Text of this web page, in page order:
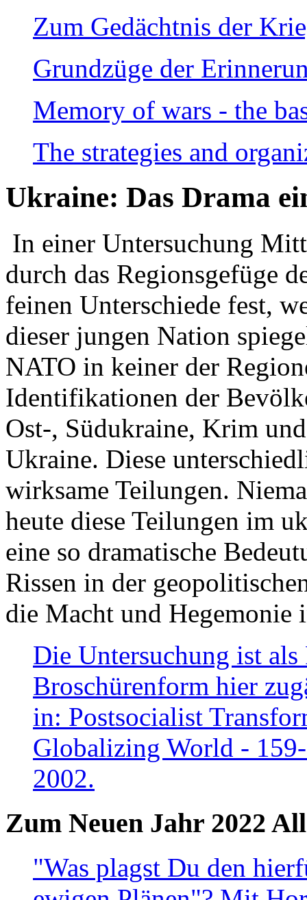
Zum Gedächtnis der
Grundzüge der
Memory of wars - the
The strategies and
Ukraine: Das Drama
In einer Untersuchung
durch das Regionsgefüge
feinen Unterschiede fest,
dieser jungen Nation
NATO in keiner der
Identifikationen der
Ost-, Südukraine, Krim
Ukraine. Diese
wirksame Teilungen.
heute diese Teilungen im
eine so dramatische
Rissen in der
die Macht und Hegemonie
Die Untersuchung ist
Broschürenform hier
in: Postsocialist
Globalizing World -
2002.
Zum Neuen Jahr 2022
"Was plagst Du den